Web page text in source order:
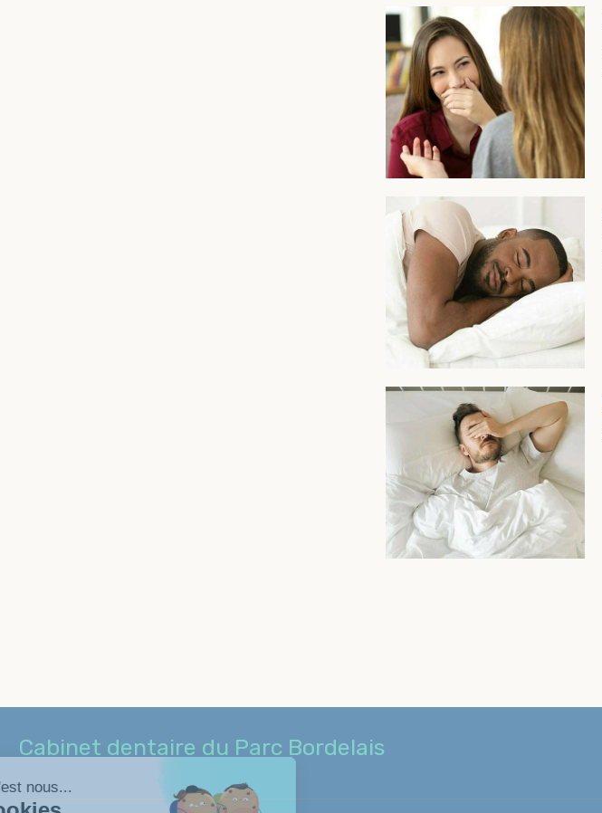
Cabinet dentaire du Parc Bordelais